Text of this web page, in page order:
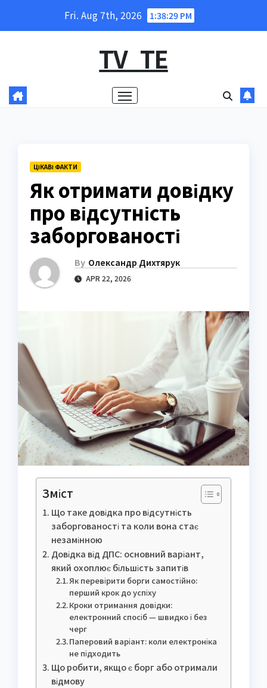
Fri. Aug 7th, 2026 1:38:30 PM
TV_TE
ЦІКАВІ ФАКТИ
Як отримати довідку
про відсутність
заборгованості
By Олександр Дихтярук
APR 22, 2026
Зміст
Що таке довідка про відсутність
заборгованості та коли вона стає
незамінною
Довідка від ДПС: основний варіант,
який охоплює більшість запитів
Як перевірити борги самостійно:
перший крок до успіху
Кроки отримання довідки:
електронний спосіб — швидко і без
черг
Паперовий варіант: коли електроніка
не підходить
Що робити, якщо є борг або отримали
відмову